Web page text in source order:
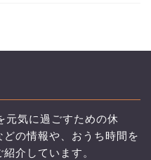
元気に過ごすための休
の情報や、おうち時間を
介しています。